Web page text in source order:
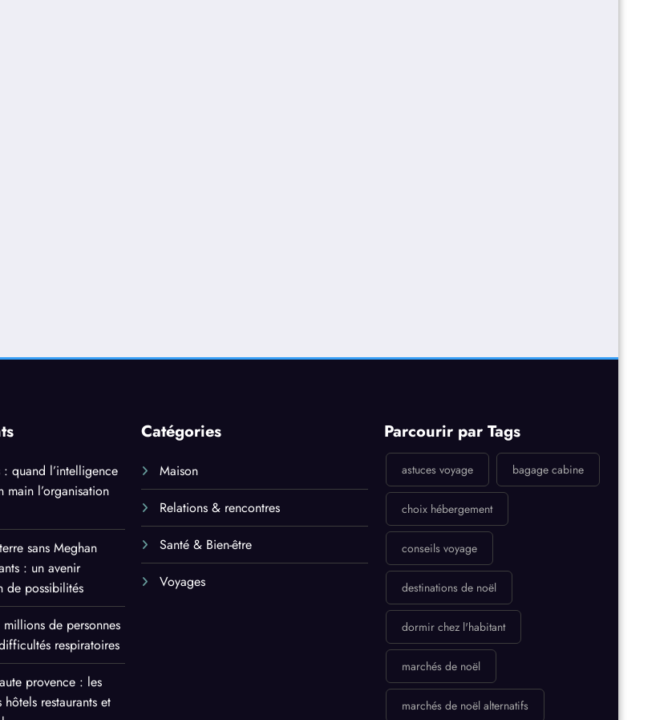
quand l’intelligence
l’organisation
sans Meghan
: un avenir
de possibilités
de personnes
respiratoires
provence : les
hôtels restaurants et
Catégories
Maison
Relations & rencontres
Santé & Bien-être
Voyages
Parcourir par Tags
astuces voyage bagage cabine
choix hébergement
conseils voyage
destinations de noël
dormir chez l'habitant
marchés de noël
marchés de noël alternatifs